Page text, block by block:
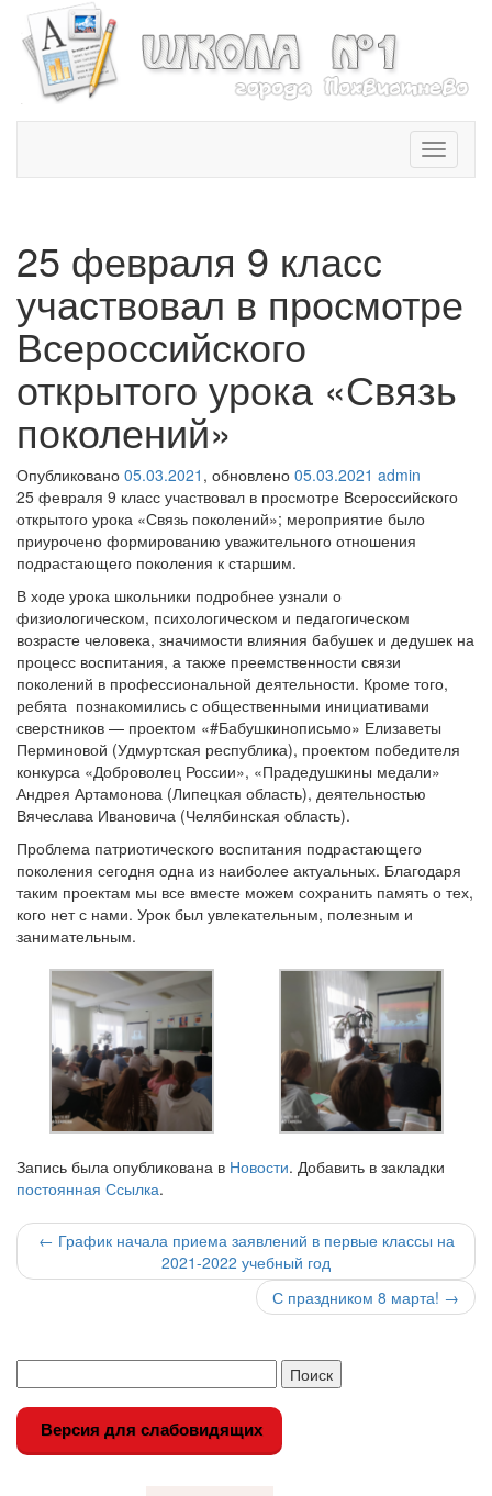
T
o
a
a
25 февраля 9 класс
участвовал в просмотре
Всероссийского
открытого урока «Связь
поколений»
Опубликовано 05.03.2021 , обновлено 05.03.2021 admin
25 февраля 9 класс участвовал в просмотре Всероссийского
открытого урока «Связь поколений»; мероприятие было
приурочено формированию уважительного отношения
подрастающего поколения к старшим.
В ходе урока школьники подробнее узнали о
физиологическом, психологическом и педагогическом
возрасте человека, значимости влияния бабушек и дедушек на
процесс воспитания, а также преемственности связи
поколений в профессиональной деятельности. Кроме того,
ребята познакомились с общественными инициативами
сверстников — проектом «#Бабушкинописьмо» Елизаветы
Перминовой (Удмуртская республика), проектом победителя
конкурса «Доброволец России», «Прадедушкины медали»
Андрея Артамонова (Липецкая область), деятельностью
Вячеслава Ивановича (Челябинская область).
Проблема патриотического воспитания подрастающего
поколения сегодня одна из наиболее актуальных. Благодаря
таким проектам мы все вместе можем сохранить память о тех,
кого нет с нами. Урок был увлекательным, полезным и
занимательным.
Запись была опубликована в Новости. Добавить в закладки
постоянная Ссылка.
Навигация
по
← График начала приема заявлений в первые классы на
2021-2022 учебный год
С праздником 8 марта! →
Версия для слабовидящих